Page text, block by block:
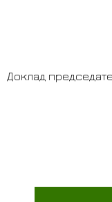
Доклад